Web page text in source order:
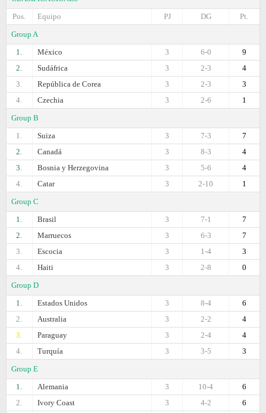
Pos.
Equipo Pt.
DG
PJ
Group A
1.
México 9
6-0
3
2.
Sudáfrica 4
2-3
3
3.
República de Corea 3
2-3
3
4.
Czechia 1
2-6
3
Group B
1.
Suiza 7
7-3
3
2.
Canadá 4
8-3
3
3.
Bosnia y Herzegovina 4
5-6
3
4.
Catar 1
2-10
3
Group C
1.
Brasil 7
7-1
3
2.
Marruecos 7
6-3
3
3.
Escocia 3
1-4
3
4.
Haiti 0
2-8
3
Group D
1.
Estados Unidos 6
8-4
3
2.
Australia 4
2-2
3
3.
Paraguay 4
2-4
3
4.
Turquía 3
3-5
3
Group E
1.
Alemania 6
10-4
3
2.
Ivory Coast 6
4-2
3